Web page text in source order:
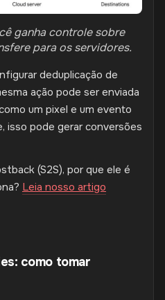
ganha controle sobre
para os servidores.
deduplicação de
ação pode ser enviada
um pixel e um evento
isso pode gerar conversões
(S2S), por que ele é
Leia nosso artigo
como tomar